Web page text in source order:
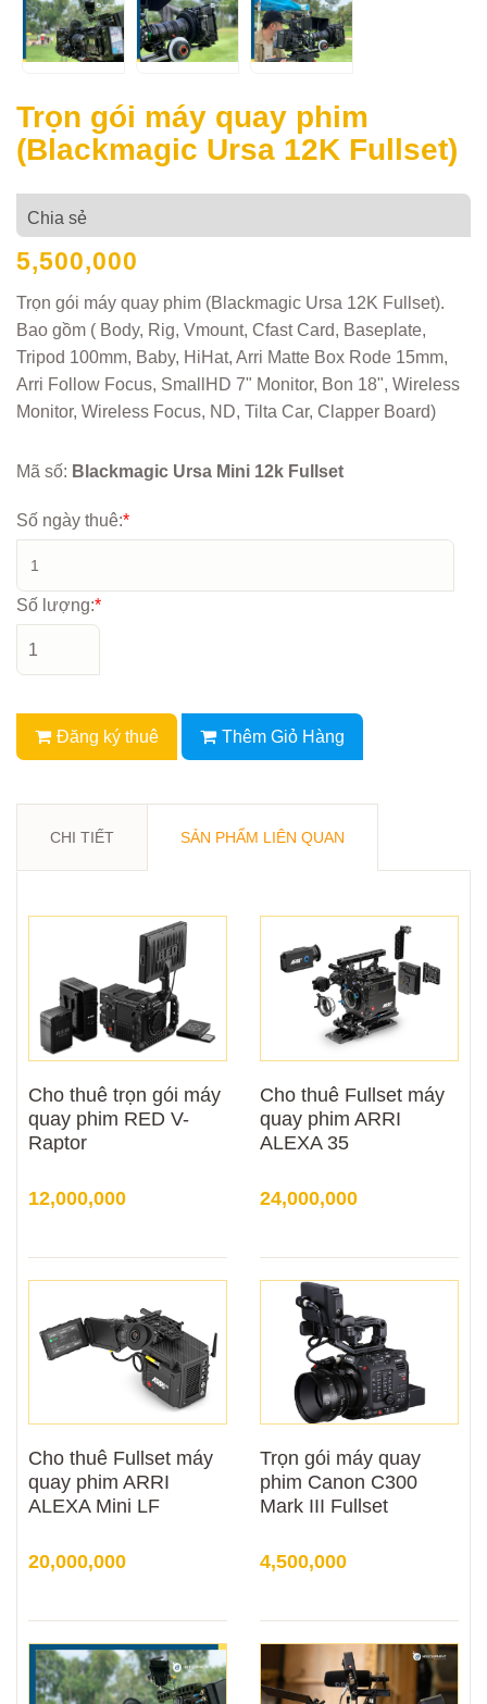
Trọn gói máy quay phim
(Blackmagic Ursa 12K Fullset)
Chia sẻ
5,500,000
Trọn gói máy quay phim (Blackmagic Ursa 12K Fullset).
Bao gồm ( Body, Rig, Vmount, Cfast Card, Baseplate,
Tripod 100mm, Baby, HiHat, Arri Matte Box Rode 15mm,
Arri Follow Focus, SmallHD 7" Monitor, Bon 18", Wireless
Monitor, Wireless Focus, ND, Tilta Car, Clapper Board)
Mã số: Blackmagic Ursa Mini 12k Fullset
Số ngày thuê:*
Số lượng:*
Đăng ký thuê Thêm Giỏ Hàng
CHI TIẾT SẢN PHẨM LIÊN QUAN
Cho thuê trọn gói máy
quay phim RED V-
Raptor
12,000,000
Cho thuê Fullset máy
quay phim ARRI
ALEXA 35
24,000,000
Cho thuê Fullset máy
quay phim ARRI
ALEXA Mini LF
20,000,000
Trọn gói máy quay
phim Canon C300
Mark III Fullset
4,500,000